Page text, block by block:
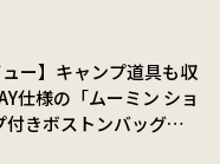
ュー】キャンプ道具も収
仕様の「ムーミン ショ
付きボストンバッグ」
理由